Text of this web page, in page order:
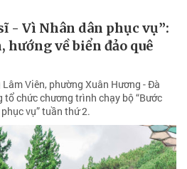
- Vì Nhân dân phục vụ”:
hướng về biển đảo quê
Viên, phường Xuân Hương - Đà
chức chương trình chạy bộ “Bước
vụ” tuần thứ 2.